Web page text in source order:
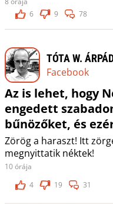
6
9 78
TÓTA W.
Facebook
Az is lehet, hogy
engedett
bűnözőket, és
Zörög a haraszt! Itt
megnyittatik néktek!
10 órája
4
19 31